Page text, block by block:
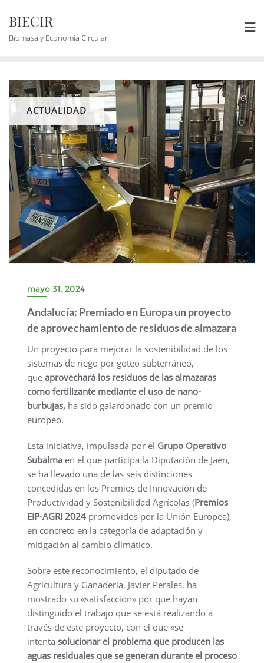
BIECIR
Biomasa y Economía Circular
ACTUALIDAD
mayo 31, 2024
Andalucía: Premiado en Europa un proyecto
de aprovechamiento de residuos de almazara
Un proyecto para mejorar la sostenibilidad de los
sistemas de riego por goteo subterráneo,
que aprovechará los residuos de las almazaras
como fertilizante mediante el uso de nano-
burbujas, ha sido galardonado con un premio
europeo.
Esta iniciativa, impulsada por el Grupo Operativo
Subalma en el que participa la Diputación de Jaén,
se ha llevado una de las seis distinciones
concedidas en los Premios de Innovación de
Productividad y Sostenibilidad Agrícolas (Premios
EIP-AGRI 2024 promovidos por la Unión Europea),
en concreto en la categoría de adaptación y
mitigación al cambio climático.
Sobre este reconocimiento, el diputado de
Agricultura y Ganadería, Javier Perales, ha
mostrado su «satisfacción» por que hayan
distinguido el trabajo que se está realizando a
través de este proyecto, con el que «se
intenta solucionar el problema que producen las
aguas residuales que se generan durante el proceso